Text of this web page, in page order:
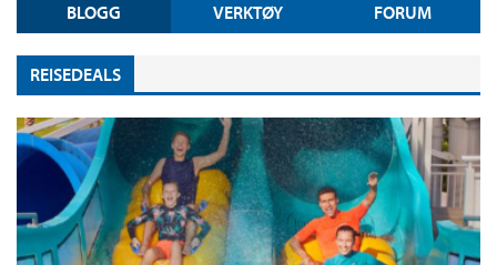
BLOGG VERKTØY FORUM
REISEDEALS